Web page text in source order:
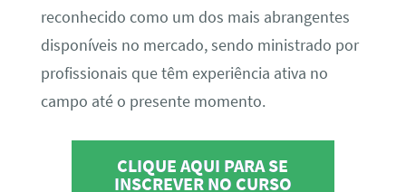
reconhecido como um dos mais abrangentes
disponíveis no mercado, sendo ministrado por
profissionais que têm experiência ativa no
campo até o presente momento.
CLIQUE AQUI PARA SE
INSCREVER NO CURSO